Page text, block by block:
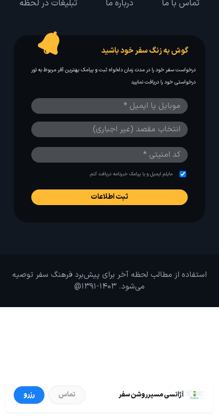
آژانسی مسیرروشن سفر تماس رزرو
تماس با ما درباره ما تبلیغات در لحظه
گوش به زنگ سفر خود باشید
درخواست سفر خود را در مدت زمان دلخواه ثبت و پیامک بهترین آفر مربوط به تور
درخواستی خود را دریافت نمایید
مایلم ایمیل و یا پیامک خبرنامه دریافت کنم.
استفاده از مطالب لحظه آخر برای پیش‌برد فرهنگ سفر توصیه
می‌شود. 1403-1391@